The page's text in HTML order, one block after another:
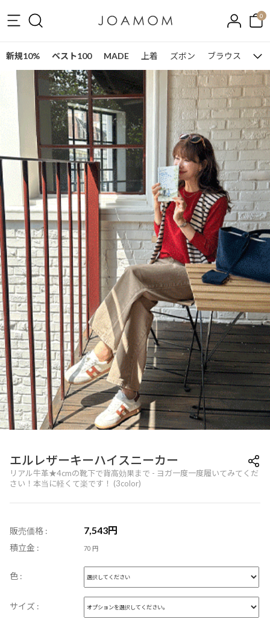
0
新規10% ベスト100 MADE 上着 ズボン ブラウス ワ
エルレザーキーハイスニーカー
リアル牛革★4cmの靴下で背高効果まで - ヨガ一度一度履いてみてくだ
さい！本当に軽くて楽です！ (3color)
販売価格 : 7,543円
積立金 : 70 円
色 :
サイズ :